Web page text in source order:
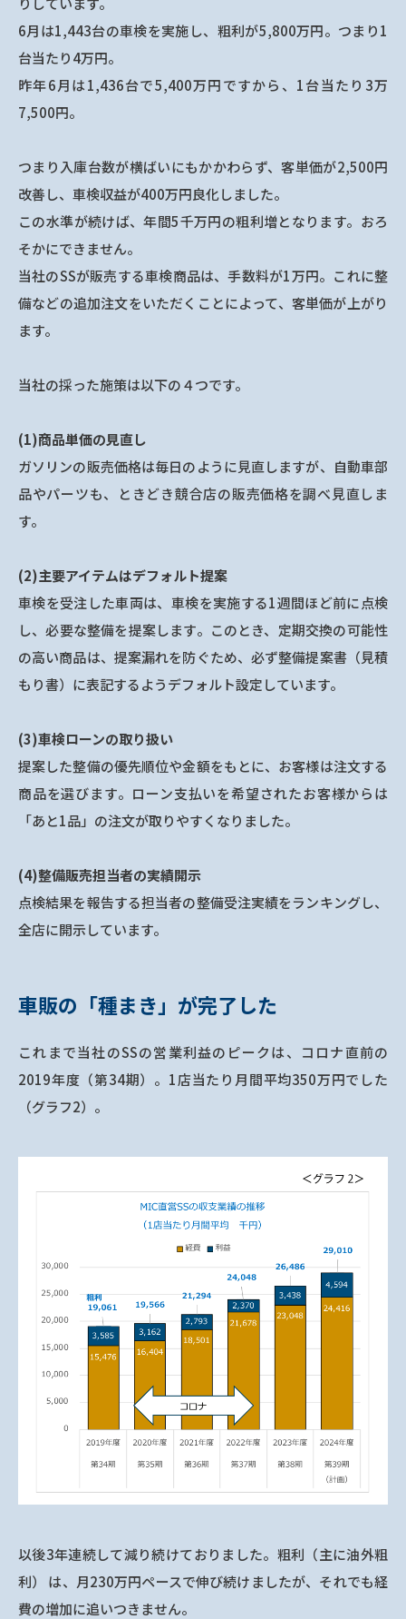
6月は1,443台の車検を実施し、粗利が5,800万円。つまり1
台当たり4万円。
昨年6月は1,436台で5,400万円ですから、1台当たり3万
7,500円。
つまり入庫台数が横ばいにもかかわらず、客単価が2,500円
改善し、車検収益が400万円良化しました。
この水準が続けば、年間5千万円の粗利増となります。おろ
そかにできません。
当社のSSが販売する車検商品は、手数料が1万円。これに整
備などの追加注文をいただくことによって、客単価が上がり
ます。
当社の採った施策は以下の４つです。
(1)商品単価の見直し
ガソリンの販売価格は毎日のように見直しますが、自動車部
品やパーツも、ときどき競合店の販売価格を調べ見直しま
す。
(2)主要アイテムはデフォルト提案
車検を受注した車両は、車検を実施する1週間ほど前に点検
し、必要な整備を提案します。このとき、定期交換の可能性
の高い商品は、提案漏れを防ぐため、必ず整備提案書（見積
もり書）に表記するようデフォルト設定しています。
(3)車検ローンの取り扱い
提案した整備の優先順位や金額をもとに、お客様は注文する
商品を選びます。ローン支払いを希望されたお客様からは
「あと1品」の注文が取りやすくなりました。
(4)整備販売担当者の実績開示
点検結果を報告する担当者の整備受注実績をランキングし、
全店に開示しています。
車販の「種まき」が完了した
これまで当社のSSの営業利益のピークは、コロナ直前の
2019年度（第34期）。1店当たり月間平均350万円でした
（グラフ2）。
以後3年連続して減り続けておりました。粗利（主に油外粗
利） は、月230万円ペースで伸び続けましたが、それでも経
費の増加に追いつきません。